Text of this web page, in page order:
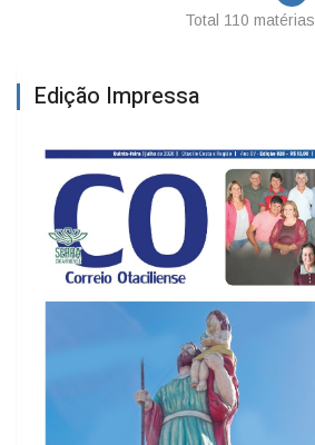
Total 110 matérias
Edição Impressa